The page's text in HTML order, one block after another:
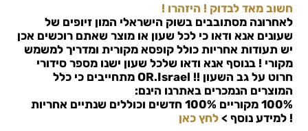
חשוב מאד לבדוק ! היזהרו !
לאחרונה מסתובבים בשוק הישראלי המון זיופים של
שעונים אנא ודאו כי לכל שעון או מוצר שאתם רוכשים אכן
יש תעודות אחריות כולל קופסא מקורית ומדריך למשמש
מקורי ! בנוסף אנא ודאו שלכל שעון ישנו מספר סידורי
חרוט על גב השעון !! OR.Israel מתחייבים כי כלל
המוצרים הנמכרים באתרנו הינם:
100% מקוריים 100% חדשים וכוללים שנתיים אחריות
! למידע נוסף > לחץ כאן